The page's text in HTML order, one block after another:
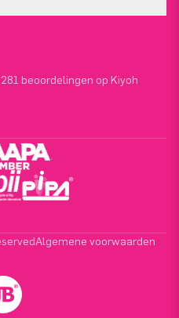
beoordelingen op Kiyoh
Algemene voorwaarden